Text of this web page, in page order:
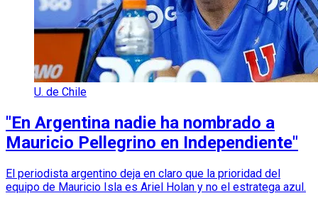
U. de Chile
"En Argentina nadie ha nombrado a
Mauricio Pellegrino en Independiente"
El periodista argentino deja en claro que la prioridad del
equipo de Mauricio Isla es Ariel Holan y no el estratega azul.